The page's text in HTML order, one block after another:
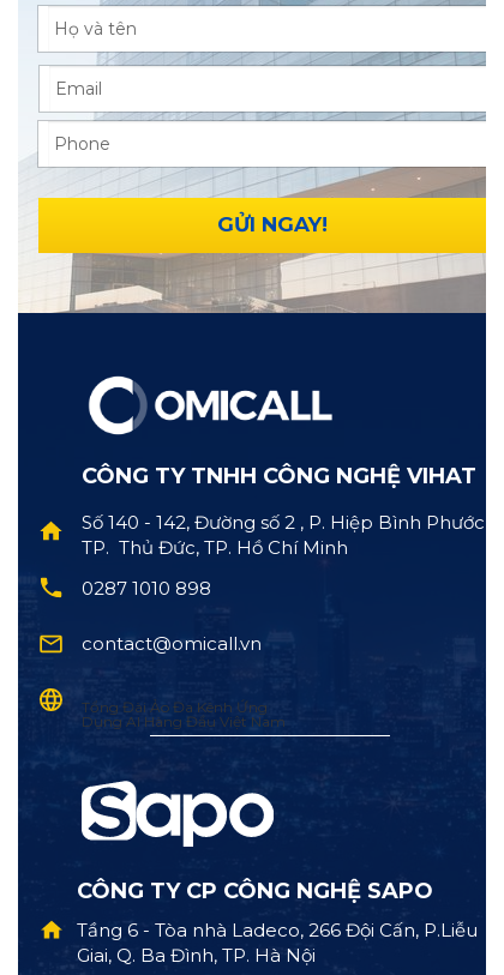
GỬI NGAY!
CÔNG TY TNHH CÔNG NGHỆ VIHAT
Số 140 - 142, Đường số 2 , P. Hiệp Bình Phước,
TP. Thủ Đức, TP. Hồ Chí Minh
0287 1010 898
contact@omicall.vn
Tổng Đài Ảo Đa Kênh Ứng
Dụng AI Hàng Đầu Việt Nam
CÔNG TY CP CÔNG NGHỆ SAPO
Tầng 6 - Tòa nhà Ladeco, 266 Đội Cấn, P.Liễu
Giai, Q. Ba Đình, TP. Hà Nội